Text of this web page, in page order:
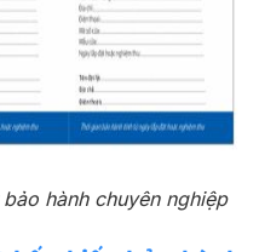
hành chuyên nghiệp